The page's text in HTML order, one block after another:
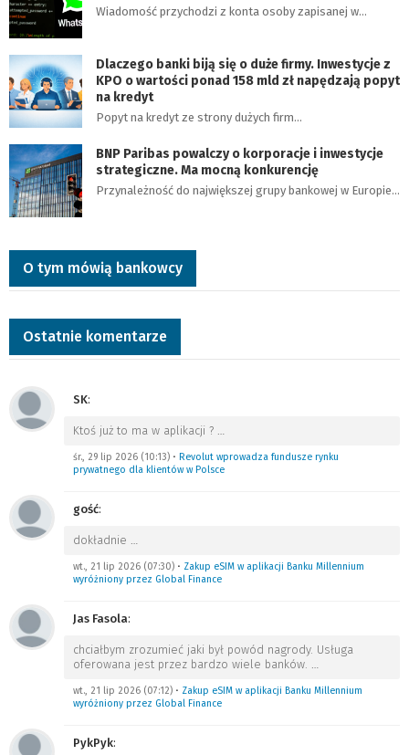
Wiadomość przychodzi z konta osoby zapisanej w…
Dlaczego banki biją się o duże firmy. Inwestycje z
KPO o wartości ponad 158 mld zł napędzają popyt
na kredyt
Popyt na kredyt ze strony dużych firm…
BNP Paribas powalczy o korporacje i inwestycje
strategiczne. Ma mocną konkurencję
Przynależność do największej grupy bankowej w Europie…
O tym mówią bankowcy
Ostatnie komentarze
SK:
Ktoś już to ma w aplikacji ? …
śr., 29 lip 2026 (10:13) • Revolut wprowadza fundusze rynku
prywatnego dla klientów w Polsce
gość:
dokładnie …
wt., 21 lip 2026 (07:30) • Zakup eSIM w aplikacji Banku Millennium
wyróżniony przez Global Finance
Jas Fasola:
chciałbym zrozumieć jaki był powód nagrody. Usługa
oferowana jest przez bardzo wiele banków. …
wt., 21 lip 2026 (07:12) • Zakup eSIM w aplikacji Banku Millennium
wyróżniony przez Global Finance
PykPyk: